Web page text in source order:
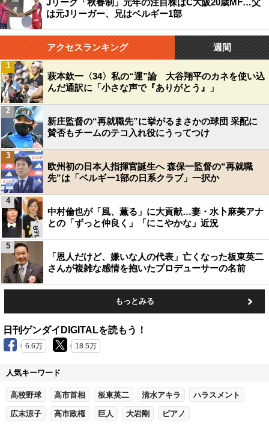
Jリーグ「秋春制」元年の注目株はC大阪20歳MF…父
は元Jリーガー、兄はベルギー1部
アクセスランキング 週間
萩本欽一〈34〉私の“運”論 大谷翔平のカネを使い込
んだ通訳に「小さな声で『ありがとう』」
1
新庄監督の“再就職先”に挙がるまさかの球団 采配に
賛否もチームのテコ入れ役にうってつけ
2
欧州初の日本人指揮官誕生へ 森保一監督の“再就職
先”は「ベルギー1部の日系クラブ」一択か
3
中村倫也が「風、薫る」に大貢献…妻・水卜麻美アナ
との「ずっと仲良く」「にこやかな」近況
4
「恩人だけど、嫌いな人の代表」亡くなった板東英二
さんが複雑な感情を抱いたプロデューサーの名前
5
もっとみる
日刊ゲンダイDIGITALを読もう！
6.6万 18.5万
人気キーワード
高校野球 高市首相 板東英二 清水アキラ ハラスメント
広末涼子 高市政権 巨人 大岩剛 ピアノ